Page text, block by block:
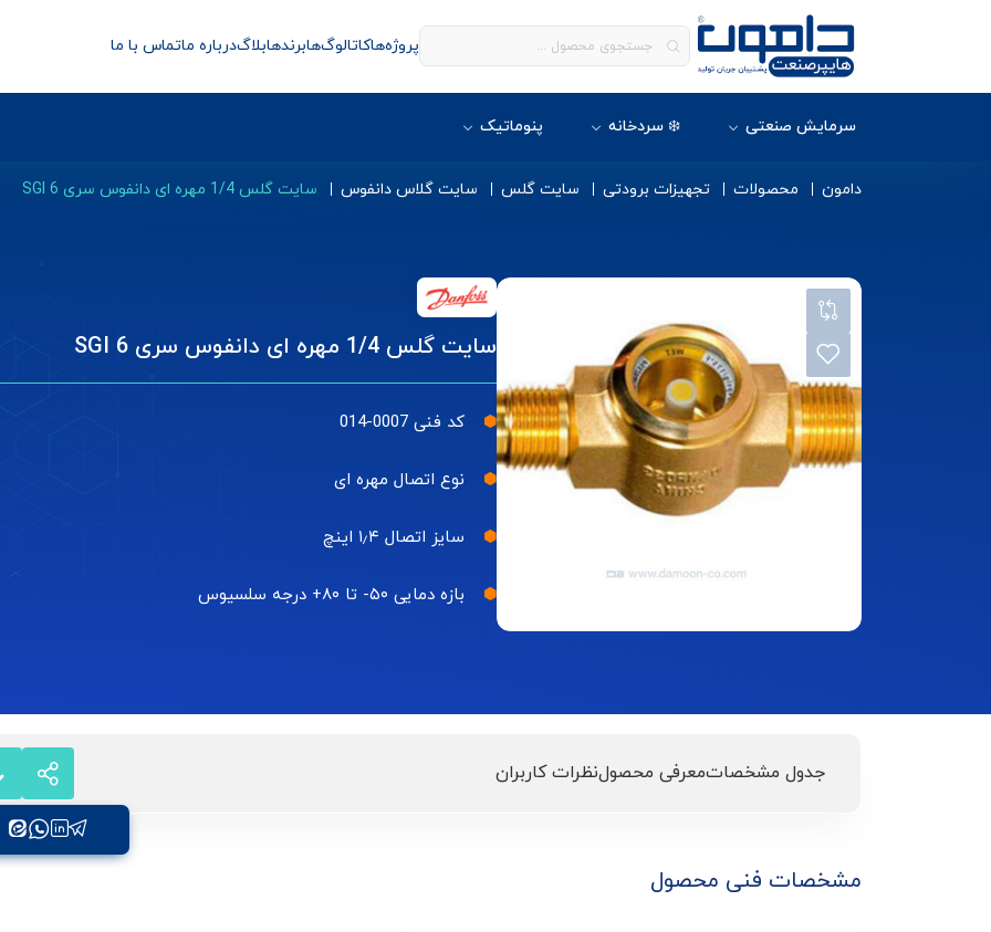
پروژه‌هاکاتالوگ‌هابرندهابلاگدرباره ماتماس با ما
سرمایش صنعتی ❄️ سردخانه پنوماتیک
دامون محصولات تجهیزات برودتی سایت گلس سایت گلاس دانفوس سایت گلس 1/4 مهره ای دانفوس سری SGI 6
سایت گلس 1/4 مهره ای دانفوس سری SGI 6
کد فنی 0007-014
نوع اتصال مهره ای
سایز اتصال ۱٫۴ اینچ
بازه دمایی ۵۰- تا ۸۰+ درجه سلسیوس
جدول مشخصاتمعرفی محصولنظرات کاربران
مشخصات فنی محصول